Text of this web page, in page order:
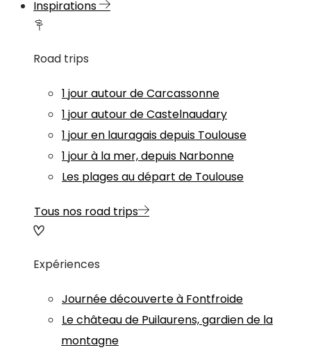
Inspirations
Road trips
1 jour autour de Carcassonne
1 jour autour de Castelnaudary
1 jour en lauragais depuis Toulouse
1 jour à la mer, depuis Narbonne
Les plages au départ de Toulouse
Tous nos road trips
Expériences
Journée découverte à Fontfroide
Le château de Puilaurens, gardien de la
montagne